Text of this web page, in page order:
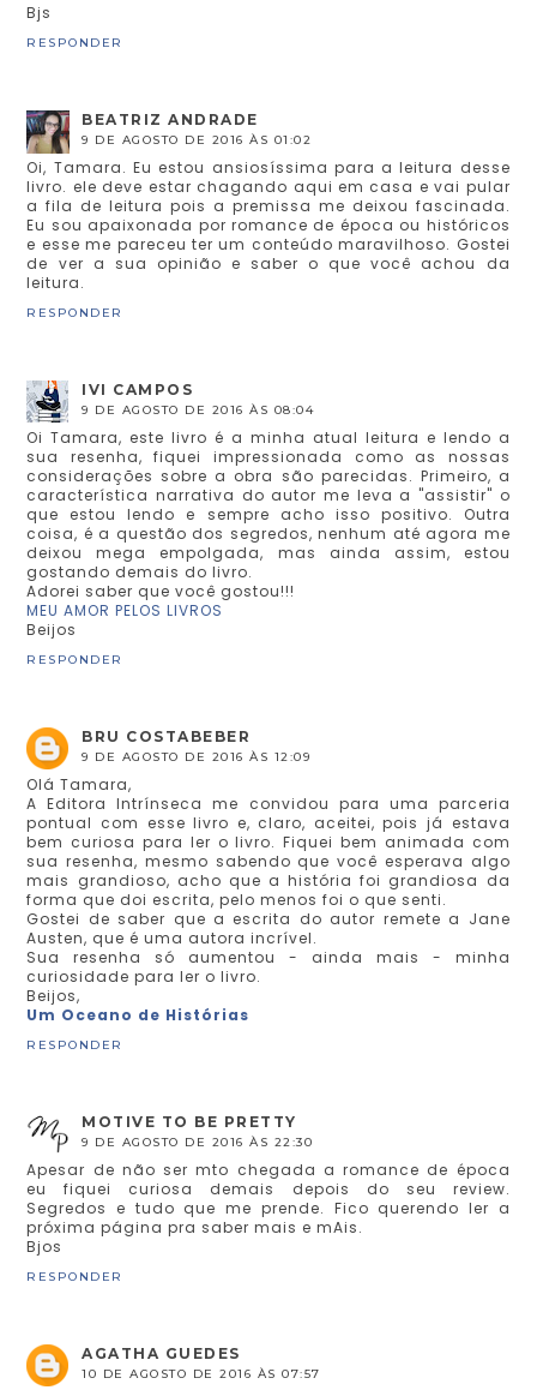
Bjs
RESPONDER
BEATRIZ ANDRADE
9 DE AGOSTO DE 2016 ÀS 01:02
Oi, Tamara. Eu estou ansiosíssima para a leitura desse
livro. ele deve estar chagando aqui em casa e vai pular
a fila de leitura pois a premissa me deixou fascinada.
Eu sou apaixonada por romance de época ou históricos
e esse me pareceu ter um conteúdo maravilhoso. Gostei
de ver a sua opinião e saber o que você achou da
leitura.
RESPONDER
IVI CAMPOS
9 DE AGOSTO DE 2016 ÀS 08:04
Oi Tamara, este livro é a minha atual leitura e lendo a
sua resenha, fiquei impressionada como as nossas
considerações sobre a obra são parecidas. Primeiro, a
característica narrativa do autor me leva a "assistir" o
que estou lendo e sempre acho isso positivo. Outra
coisa, é a questão dos segredos, nenhum até agora me
deixou mega empolgada, mas ainda assim, estou
gostando demais do livro.
Adorei saber que você gostou!!!
MEU AMOR PELOS LIVROS
Beijos
RESPONDER
BRU COSTABEBER
9 DE AGOSTO DE 2016 ÀS 12:09
Olá Tamara,
A Editora Intrínseca me convidou para uma parceria
pontual com esse livro e, claro, aceitei, pois já estava
bem curiosa para ler o livro. Fiquei bem animada com
sua resenha, mesmo sabendo que você esperava algo
mais grandioso, acho que a história foi grandiosa da
forma que doi escrita, pelo menos foi o que senti.
Gostei de saber que a escrita do autor remete a Jane
Austen, que é uma autora incrível.
Sua resenha só aumentou - ainda mais - minha
curiosidade para ler o livro.
Beijos,
Um Oceano de Histórias
RESPONDER
MOTIVE TO BE PRETTY
9 DE AGOSTO DE 2016 ÀS 22:30
Apesar de não ser mto chegada a romance de época
eu fiquei curiosa demais depois do seu review.
Segredos e tudo que me prende. Fico querendo ler a
próxima página pra saber mais e mAis.
Bjos
RESPONDER
AGATHA GUEDES
10 DE AGOSTO DE 2016 ÀS 07:57